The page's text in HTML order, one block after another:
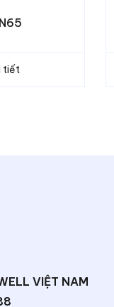
chải Dr.B
chi tiết
VIỆT NAM